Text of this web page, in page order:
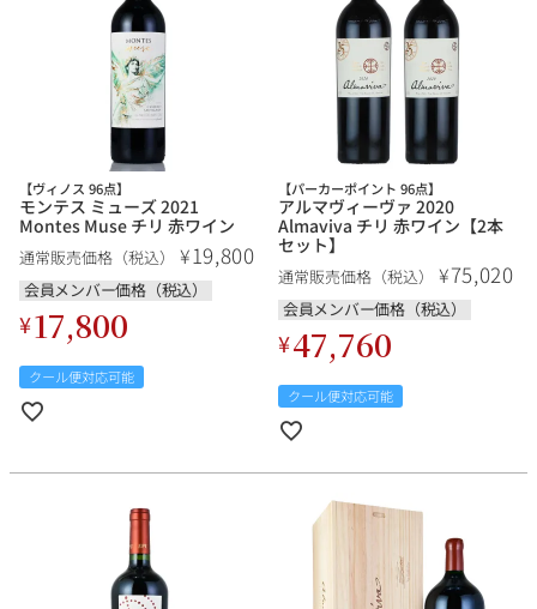
【ヴィノス 96点】
モンテス ミューズ 2021
Montes Muse チリ 赤ワイン
通常販売価格（税込） ¥19,800
会員メンバー価格（税込）
¥17,800
クール便対応可能
【パーカーポイント 96点】
アルマヴィーヴァ 2020
Almaviva チリ 赤ワイン【2本
セット】
通常販売価格（税込） ¥75,020
会員メンバー価格（税込）
¥47,760
クール便対応可能